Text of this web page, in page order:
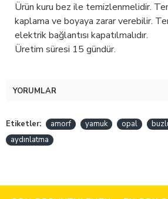
Ürün kuru bez ile temizlenmelidir.
kaplama ve boyaya zarar verebilir.
elektrik bağlantısı kapatılmalıdır.
Üretim süresi 15 gündür.
YORUMLAR
Etiketler: amorf yamuk opal
aydınlatma